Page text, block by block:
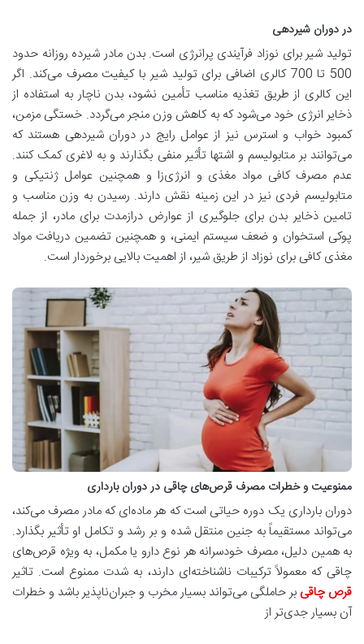
در دوران شیردهی
تولید شیر برای نوزاد فرآیندی پرانرژی است. بدن مادر شیرده روزانه حدود
500 تا 700 کالری اضافی برای تولید شیر با کیفیت مصرف می‌کند. اگر
این کالری از طریق تغذیه مناسب تأمین نشود، بدن ناچار به استفاده از
ذخایر انرژی خود می‌شود که به کاهش وزن منجر می‌گردد. خستگی مزمن،
کمبود خواب و استرس نیز از عوامل رایج در دوران شیردهی هستند که
می‌توانند بر متابولیسم و اشتها تأثیر منفی بگذارند و به لاغری کمک کنند.
عدم مصرف کافی مواد مغذی و انرژی‌زا و همچنین عوامل ژنتیکی و
متابولیسم فردی نیز در این زمینه نقش دارند. رسیدن به وزن مناسب و
تامین ذخایر بدن برای جلوگیری از عوارض درازمدت برای مادر، از جمله
پوکی استخوان و ضعف سیستم ایمنی، و همچنین تضمین دریافت مواد
مغذی کافی برای نوزاد از طریق شیر، از اهمیت بالایی برخوردار است.
ممنوعیت و خطرات مصرف قرص‌های چاقی در دوران بارداری
دوران بارداری یک دوره حیاتی است که هر ماده‌ای که مادر مصرف می‌کند،
می‌تواند مستقیماً به جنین منتقل شده و بر رشد و تکامل او تأثیر بگذارد.
به همین دلیل، مصرف خودسرانه هر نوع دارو یا مکمل، به ویژه قرص‌های
چاقی که معمولاً ترکیبات ناشناخته‌ای دارند، به شدت ممنوع است. تاثیر
قرص چاقی بر حاملگی می‌تواند بسیار مخرب و جبران‌ناپذیر باشد و خطرات
آن بسیار جدی‌تر از